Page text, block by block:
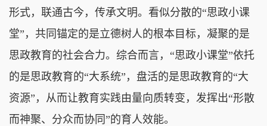
形式，联通古今，传承文明。看似分散的“思政小课
堂”，共同锚定的是立德树人的根本目标，凝聚的是
思政教育的社会合力。综合而言，“思政小课堂”依托
的是思政教育的“大系统”，盘活的是思政教育的“大
资源”，从而让教育实践由量向质转变，发挥出“形散
而神聚、分众而协同”的育人效能。